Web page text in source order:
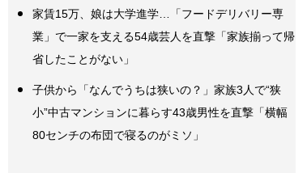
家賃15万、娘は大学進学…「フードデリバリー専
業」で一家を支える54歳芸人を直撃「家族揃って帰
省したことがない」
子供から「なんでうちは狭いの？」家族3人で“狭
小”中古マンションに暮らす43歳男性を直撃「横幅
80センチの布団で寝るのがミソ」